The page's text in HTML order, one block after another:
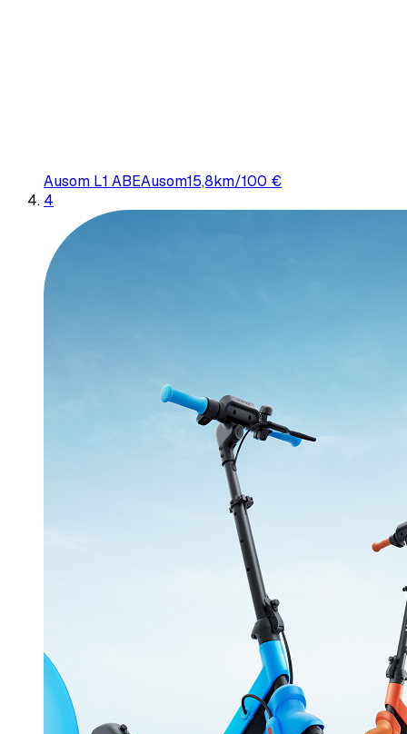
Ausom L1 ABEAusom15,8km/100 €
4